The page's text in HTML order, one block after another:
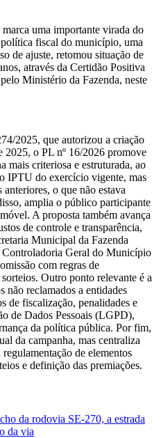
uma importante virada do
fiscal do município, uma
de ajuste, retomou situação de
através da Certidão Positiva
Ministério da Fazenda, neste
2025, que autorizou a criação
2025, o PL nº 16/2026 promove
mais criteriosa e estruturada, ao
IPTU do exercício vigente, mas
o que não estava
amplia o público participante
A proposta também avança
de controle e transparência,
Municipal da Fazenda
Controladoria Geral do Município
com regras de
Outro ponto relevante é a
não reclamados a entidades
de fiscalização, penalidades e
de Dados Pessoais (LGPD),
da política pública. Por fim,
da campanha, mas centraliza
de elementos
e definição das premiações.
da rodovia SE-270, a estrada
da via